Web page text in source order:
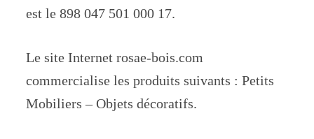
est le 898 047 501 000 17.
Le site Internet rosae-bois.com
commercialise les produits suivants : Petits
Mobiliers – Objets décoratifs.